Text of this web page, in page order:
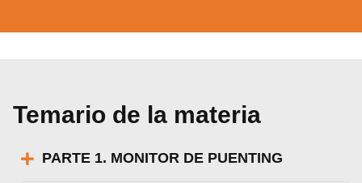
Temario de la materia
PARTE 1. MONITOR DE PUENTING